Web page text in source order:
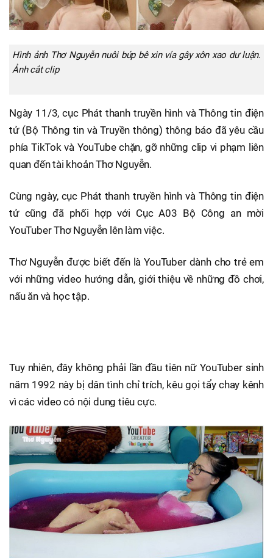
Hình ảnh Thơ Nguyễn nuôi búp bê xin vía gây xôn xao dư luận.
Ảnh cắt clip
Ngày 11/3, cục Phát thanh truyền hình và Thông tin điện
tử (Bộ Thông tin và Truyền thông) thông báo đã yêu cầu
phía TikTok và YouTube chặn, gỡ những clip vi phạm liên
quan đến tài khoản Thơ Nguyễn.
Cùng ngày, cục Phát thanh truyền hình và Thông tin điện
tử cũng đã phối hợp với Cục A03 Bộ Công an mời
YouTuber Thơ Nguyễn lên làm việc.
Thơ Nguyễn được biết đến là YouTuber dành cho trẻ em
với những video hướng dẫn, giới thiệu về những đồ chơi,
nấu ăn và học tập.
Tuy nhiên, đây không phải lần đầu tiên nữ YouTuber sinh
năm 1992 này bị dân tình chỉ trích, kêu gọi tẩy chay kênh
vì các video có nội dung tiêu cực.